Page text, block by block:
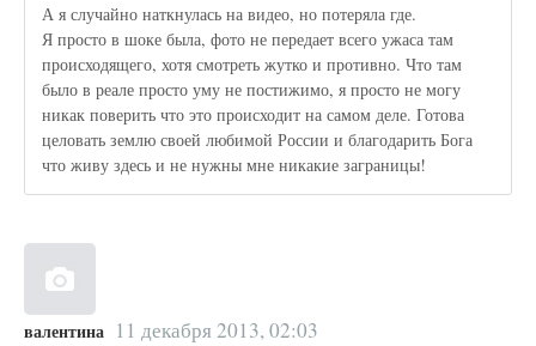
А я случайно наткнулась на видео, но потеряла где.
Я просто в шоке была, фото не передает всего ужаса там
происходящего, хотя смотреть жутко и противно. Что там
было в реале просто уму не постижимо, я просто не могу
никак поверить что это происходит на самом деле. Готова
целовать землю своей любимой России и благодарить Бога
что живу здесь и не нужны мне никакие заграницы!
валентина 11 декабря 2013, 02:03